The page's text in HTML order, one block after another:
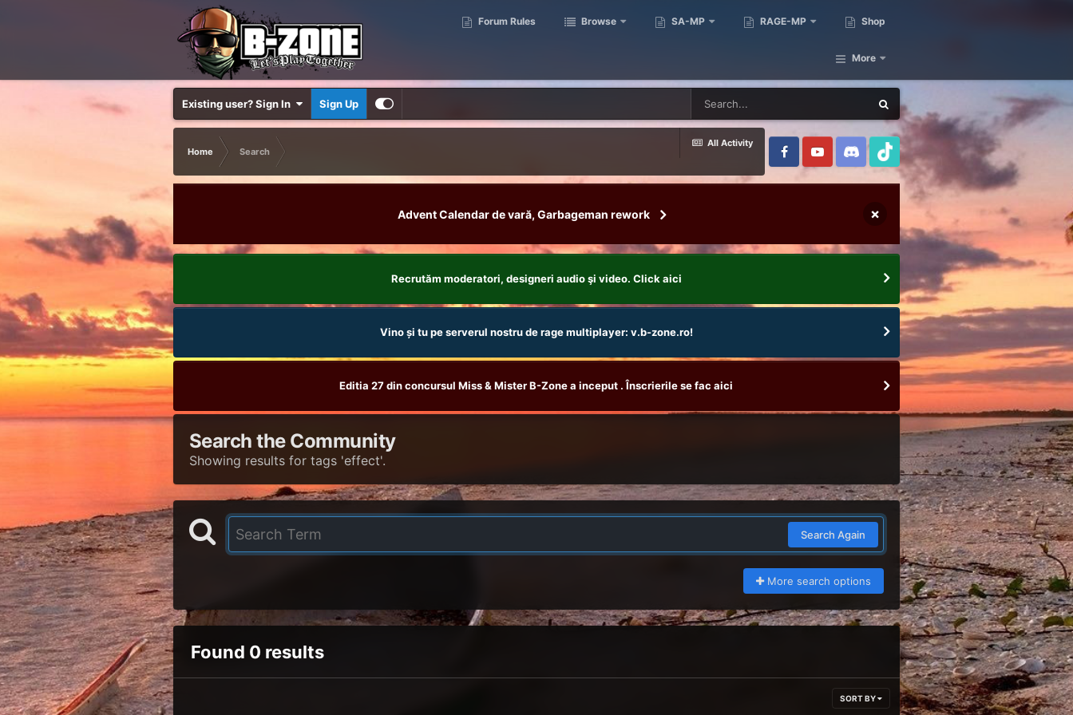
Forum Rules Browse SA-MP RAGE-MP Shop
More
Existing user? Sign In Sign Up
All Activity
Home Search
Advent Calendar de vară, Garbageman rework ×
Recrutăm moderatori, designeri audio şi video. Click aici
Vino și tu pe serverul nostru de rage multiplayer: v.b-zone.ro!
Editia 27 din concursul Miss & Mister B-Zone a inceput . Înscrierile se fac aici
Search the Community
Showing results for tags 'effect'.
Search Again
More search options
Found 0 results
SORT BY